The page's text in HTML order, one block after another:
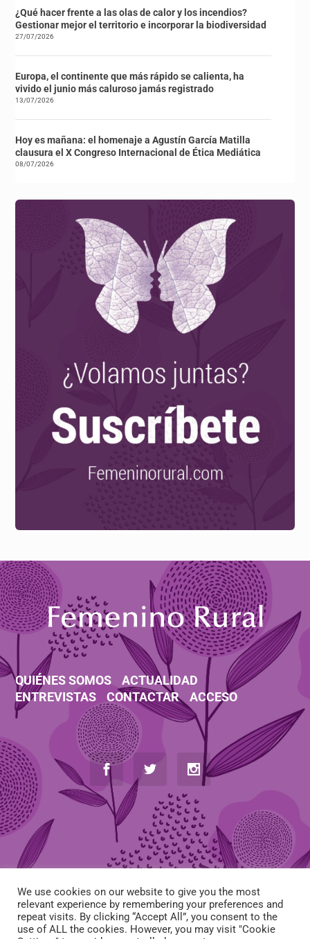
¿Qué hacer frente a las olas de calor y los incendios?
Gestionar mejor el territorio e incorporar la biodiversidad
27/07/2026
Europa, el continente que más rápido se calienta, ha
vivido el junio más caluroso jamás registrado
13/07/2026
Hoy es mañana: el homenaje a Agustín García Matilla
clausura el X Congreso Internacional de Ética Mediática
08/07/2026
QUIÉNES SOMOS
ACTUALIDAD
ENTREVISTAS
CONTACTAR ACCESO
-CONDICIONES DE CONTRATACIÓN
We use cookies on our website to give you the most
relevant experience by remembering your preferences and
repeat visits. By clicking “Accept All”, you consent to the
use of ALL the cookies. However, you may visit "Cookie